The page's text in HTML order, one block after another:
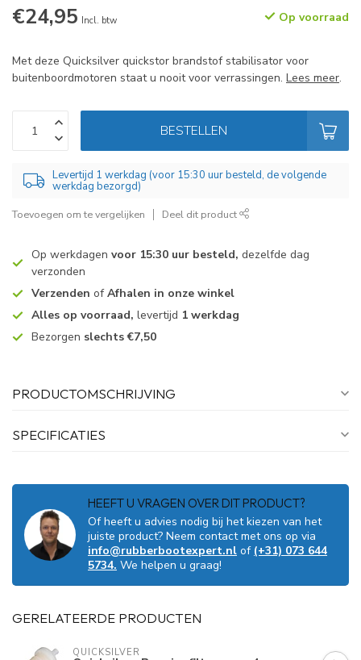
€24,95 Incl. btw Op voorraad
Met deze Quicksilver quickstor brandstof stabilisator voor
buitenboordmotoren staat u nooit voor verrassingen. Lees meer.
BESTELLEN
Levertijd 1 werkdag (voor 15:30 uur besteld, de volgende
werkdag bezorgd)
Toevoegen om te vergelijken Deel dit product
Op werkdagen voor 15:30 uur besteld, dezelfde dag
verzonden
Verzenden ofAfhalen in onze winkel
Alles op voorraad, levertijd 1 werkdag
Bezorgen slechts €7,50
PRODUCTOMSCHRIJVING
SPECIFICATIES
HEEFT U VRAGEN OVER DIT PRODUCT?
Of heeft u advies nodig bij het kiezen van het
juiste product? Neem contact met ons op via
info@rubberbootexpert.nl of (+31) 073 644
5734. We helpen u graag!
GERELATEERDE PRODUCTEN
QUICKSILVER